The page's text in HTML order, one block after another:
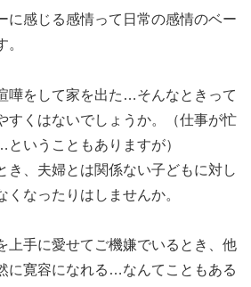
に感じる感情って日常の感情のベー
嘩をして家を出た…そんなときって
すくはないでしょうか。（仕事が忙
いうこともありますが）
き、夫婦とは関係ない子どもに対し
くなったりはしませんか。
上手に愛せてご機嫌でいるとき、他
に寛容になれる…なんてこともある